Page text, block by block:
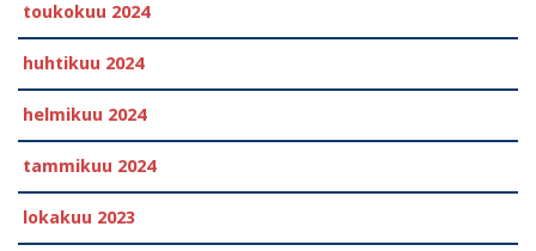
toukokuu 2024
huhtikuu 2024
helmikuu 2024
tammikuu 2024
lokakuu 2023